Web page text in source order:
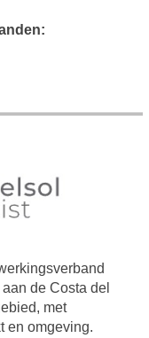
de Costa del
met
en omgeving.